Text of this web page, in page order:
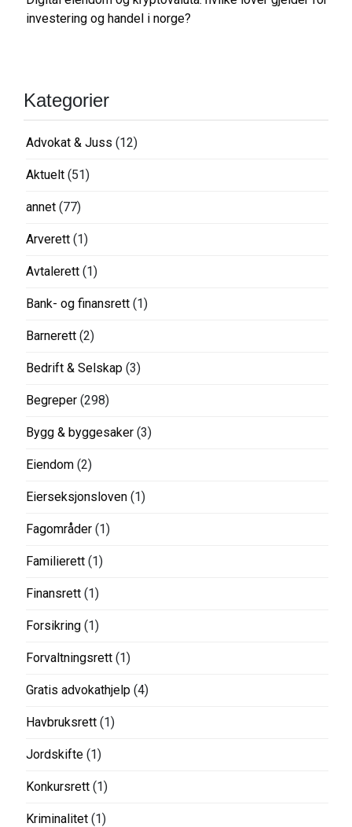
investering og handel i norge?
Kategorier
Advokat & Juss (12)
Aktuelt (51)
annet (77)
Arverett (1)
Avtalerett (1)
Bank- og finansrett (1)
Barnerett (2)
Bedrift & Selskap (3)
Begreper (298)
Bygg & byggesaker (3)
Eiendom (2)
Eierseksjonsloven (1)
Fagområder (1)
Familierett (1)
Finansrett (1)
Forsikring (1)
Forvaltningsrett (1)
Gratis advokathjelp (4)
Havbruksrett (1)
Jordskifte (1)
Konkursrett (1)
Kriminalitet (1)